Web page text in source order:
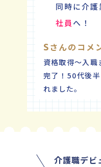
同時に介
社員 へ！
S さんのコメ
資格取得～入
完了！50代後
れました。
介護職デビ